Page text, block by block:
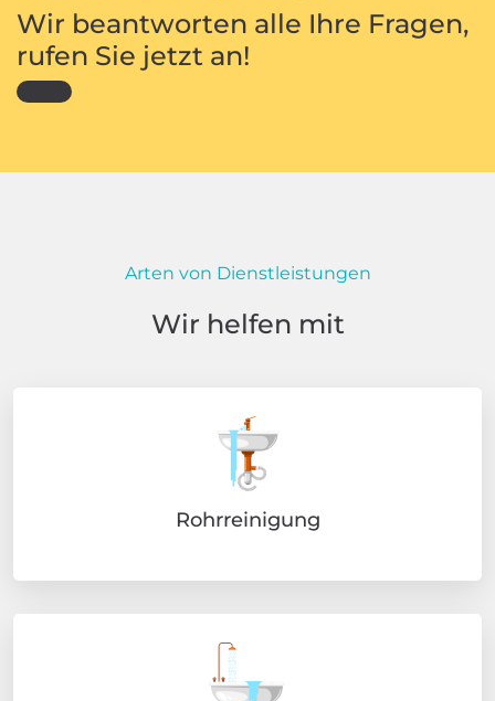
Wir beantworten alle Ihre Fragen,
rufen Sie jetzt an!
Arten von Dienstleistungen
Wir helfen mit
Rohrreinigung